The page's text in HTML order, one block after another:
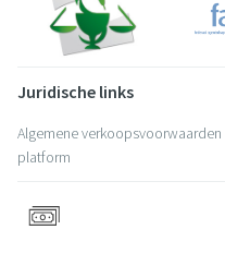
Juridische links
Algemene verkoopsvoorwaarden
platform